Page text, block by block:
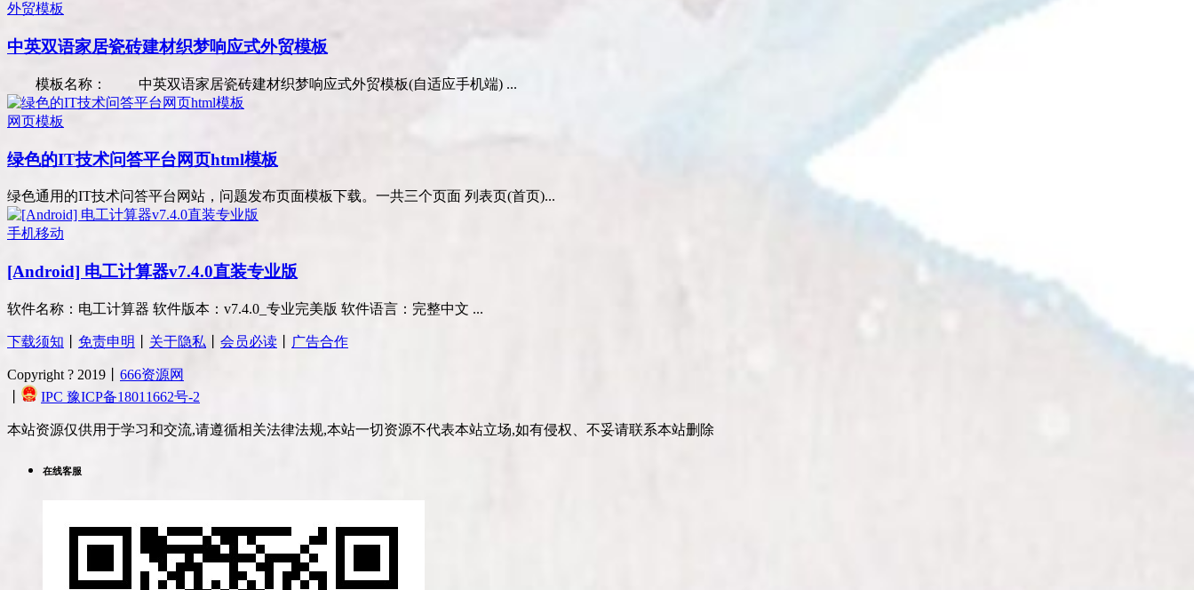
外贸模板
中英双语家居瓷砖建材织梦响应式外贸模板
模板名称： 中英双语家居瓷砖建材织梦响应式外贸模板(自适应手机端) ...
网页模板
绿色的IT技术问答平台网页html模板
绿色通用的IT技术问答平台网站，问题发布页面模板下载。一共三个页面 列表页(首页)...
手机移动
[Android] 电工计算器v7.4.0直装专业版
软件名称：电工计算器 软件版本：v7.4.0_专业完美版 软件语言：完整中文 ...
下载须知 免责申明 关于隐私 会员必读 广告合作
Copyright ? 2019丨 666资源网
IPC 豫ICP备18011662号-2
本站资源仅供用于学习和交流,请遵循相关法律法规,本站一切资源不代表本站立场,如有侵权、不妥请联系本站删除
在线客服